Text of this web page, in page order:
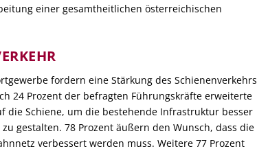
einer gesamtheitlichen österreichischen
fordern eine Stärkung des Schienenverkehrs
24 Prozent der befragten Führungskräfte erweiterte
die Schiene, um die bestehende Infrastruktur besser
gestalten. 78 Prozent äußern den Wunsch, dass die
verbessert werden muss. Weitere 77 Prozent